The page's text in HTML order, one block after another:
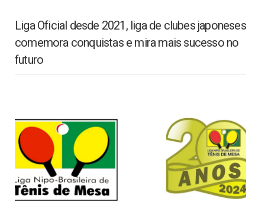
Liga Oficial desde 2021, liga de clubes japoneses
comemora conquistas e mira mais sucesso no
futuro